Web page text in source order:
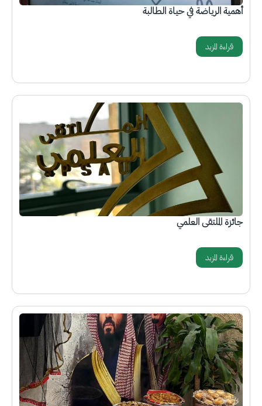
أهمية الرياضة في حياة الطالبة
قراءة المزيد
الصورة
جائزة الملتقى العلمي
قراءة المزيد
الصورة